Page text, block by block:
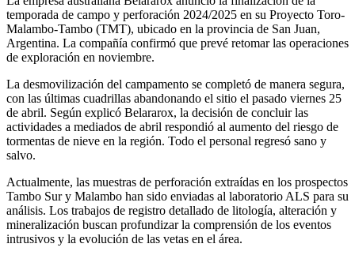
temporada de campo y perforación 2024/2025 en su Proyecto Toro-
Malambo-Tambo (TMT), ubicado en la provincia de San Juan,
Argentina. La compañía confirmó que prevé retomar las operaciones
de exploración en noviembre.
La desmovilización del campamento se completó de manera segura,
con las últimas cuadrillas abandonando el sitio el pasado viernes 25
de abril. Según explicó Belararox, la decisión de concluir las
actividades a mediados de abril respondió al aumento del riesgo de
tormentas de nieve en la región. Todo el personal regresó sano y
salvo.
Actualmente, las muestras de perforación extraídas en los prospectos
Tambo Sur y Malambo han sido enviadas al laboratorio ALS para su
análisis. Los trabajos de registro detallado de litología, alteración y
mineralización buscan profundizar la comprensión de los eventos
intrusivos y la evolución de las vetas en el área.